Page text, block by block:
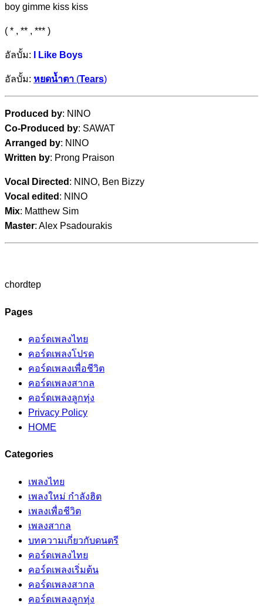
boy gimme kiss kiss
( * , ** , *** )
อัลบั้ม: I Like Boys
อัลบั้ม: หยดน้ำตา (Tears)
Produced by: NINO
Co-Produced by: SAWAT
Arranged by: NINO
Written by: Prong Praison
Vocal Directed : NINO, Ben Bizzy
Vocal edited : NINO
Mix: Matthew Sim
Master: Alex Psadourakis
chordtep
Pages
คอร์ดเพลงไทย
คอร์ดเพลงโปรด
คอร์ดเพลงเพื่อชีวิต
คอร์ดเพลงสากล
คอร์ดเพลงลูกทุ่ง
Privacy Policy
HOME
Categories
เพลงไทย
เพลงใหม่ กำลังฮิต
เพลงเพื่อชีวิต
เพลงสากล
บทความเกี่ยวกับดนตรี
คอร์ดเพลงไทย
คอร์ดเพลงเริ่มต้น
คอร์ดเพลงสากล
คอร์ดเพลงลูกทุ่ง